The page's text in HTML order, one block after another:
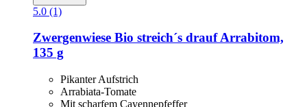
5.0 (1)
Zwergenwiese Bio streich´s drauf Arrabitom,
135 g
Pikanter Aufstrich
Arrabiata-Tomate
Mit scharfem Cayennepfeffer